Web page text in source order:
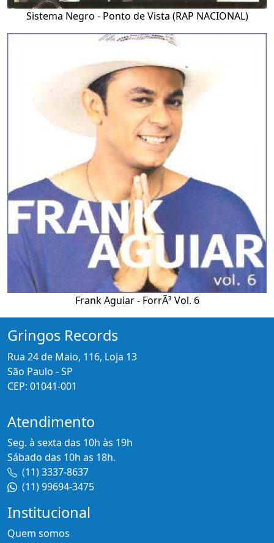
Sistema Negro - Ponto de Vista (RAP NACIONAL)
Frank Aguiar - ForrÃ³ Vol. 6
Gringos Records
Rua 24 de Maio, 116, Loja 13
São Paulo - SP
CEP: 01041-001
Atendimento
Seg. à sexta das 10h às 19h
Sábado das 10h as 18h.
(11) 3337-8637
(11) 99694-3475
Institucional
Quem somos